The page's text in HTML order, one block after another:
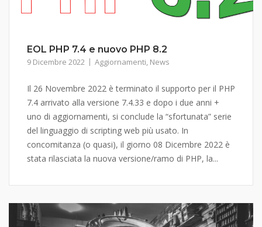
EOL PHP 7.4 e nuovo PHP 8.2
9 Dicembre 2022 Aggiornamenti, News
Il 26 Novembre 2022 è terminato il supporto per il PHP
7.4 arrivato alla versione 7.4.33 e dopo i due anni +
uno di aggiornamenti, si conclude la “sfortunata” serie
del linguaggio di scripting web più usato. In
concomitanza (o quasi), il giorno 08 Dicembre 2022 è
stata rilasciata la nuova versione/ramo di PHP, la...